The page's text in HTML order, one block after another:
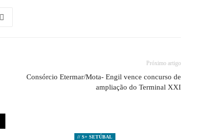
Próximo artigo
Consórcio Etermar/Mota- Engil vence concurso de
ampliação do Terminal XXI
// S+ SETÚBAL